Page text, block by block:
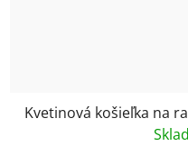
Kvetinová košieľka na